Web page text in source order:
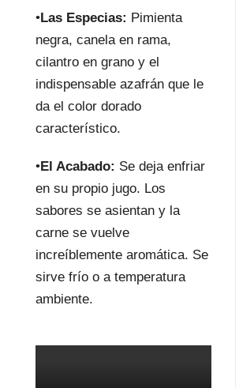
•Las Especias: Pimienta
negra, canela en rama,
cilantro en grano y el
indispensable azafrán que le
da el color dorado
característico.
•El Acabado: Se deja enfriar
en su propio jugo. Los
sabores se asientan y la
carne se vuelve
increíblemente aromática. Se
sirve frío o a temperatura
ambiente.